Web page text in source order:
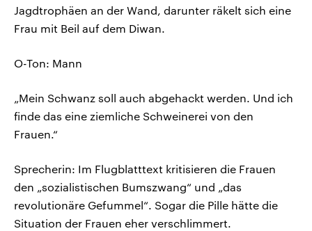
Jagdtrophäen an der Wand, darunter räkelt sich eine
Frau mit Beil auf dem Diwan.
O-Ton: Mann
„Mein Schwanz soll auch abgehackt werden. Und ich
finde das eine ziemliche Schweinerei von den
Frauen.“
Sprecherin: Im Flugblatttext kritisieren die Frauen
den „sozialistischen Bumszwang“ und „das
revolutionäre Gefummel“. Sogar die Pille hätte die
Situation der Frauen eher verschlimmert.